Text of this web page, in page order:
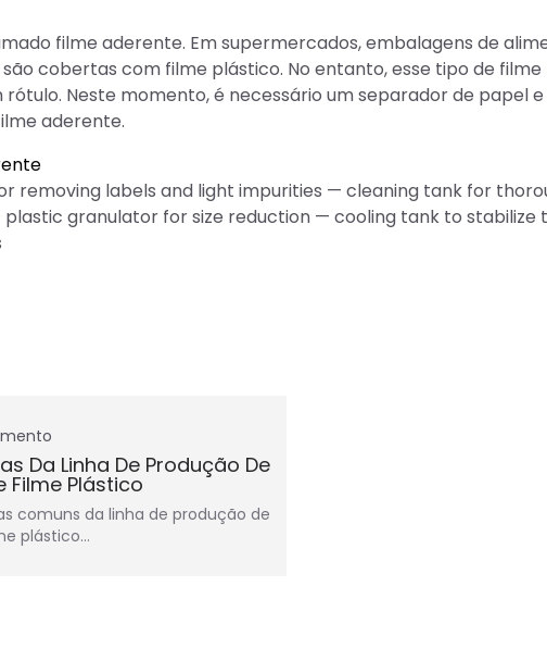
filme aderente. Em supermercados, embalagens de
cobertas com filme plástico. No entanto, esse tipo de filme
Neste momento, é necessário um separador de papel e
aderente.
labels and light impurities — cleaning tank for
granulator for size reduction — cooling tank to stabilize
Da Linha De Produção De
Filme Plástico
comuns da linha de produção de
plástico…